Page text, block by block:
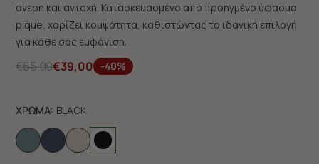
άνεση και αντοχή. Κατασκευασμένο από προηγμένο ύφασμα
pique, χαρίζει κομψότητα, καθιστώντας το ιδανική επιλογή
για κάθε σας εμφάνιση.
€65,00€39,00 -40%
ΧΡΩΜΑ: BLACK